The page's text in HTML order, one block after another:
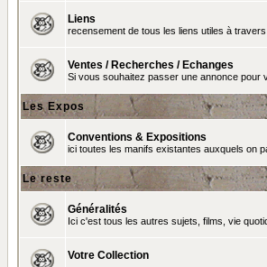
Liens
recensement de tous les liens utiles à
Ventes / Recherches / Echanges
Si vous souhaitez passer une annonce pour
Les Expos
Conventions & Expositions
ici toutes les manifs existantes auxquels on
Le reste
Généralités
Ici c'est tous les autres sujets, films, vie
Votre Collection